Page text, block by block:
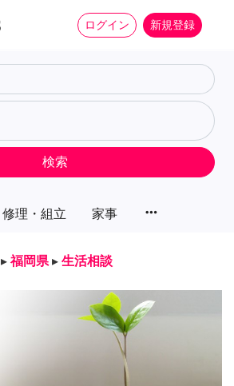
ログイン 新規登録
修理・組立 家事 more_horiz
検索
▸ 福岡県 ▸ 生活相談